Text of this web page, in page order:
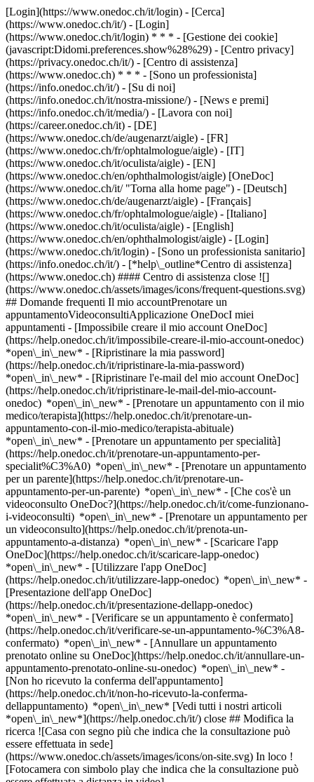
[Login](https://www.onedoc.ch/it/login) - [Cerca]
(https://www.onedoc.ch/it/) - [Login]
(https://www.onedoc.ch/it/login) * * * - [Gestione dei cookie]
(javascript:Didomi.preferences.show%28%29) - [Centro privacy]
(https://privacy.onedoc.ch/it/) - [Centro di assistenza]
(https://www.onedoc.ch) * * * - [Sono un professionista]
(https://info.onedoc.ch/it/) - [Su di noi]
(https://info.onedoc.ch/it/nostra-missione/) - [News e premi]
(https://info.onedoc.ch/it/media/) - [Lavora con noi]
(https://career.onedoc.ch/it) - [DE]
(https://www.onedoc.ch/de/augenarzt/aigle) - [FR]
(https://www.onedoc.ch/fr/ophtalmologue/aigle) - [IT]
(https://www.onedoc.ch/it/oculista/aigle) - [EN]
(https://www.onedoc.ch/en/ophthalmologist/aigle) [OneDoc]
(https://www.onedoc.ch/it/ "Torna alla home page") - [Deutsch]
(https://www.onedoc.ch/de/augenarzt/aigle) - [Français]
(https://www.onedoc.ch/fr/ophtalmologue/aigle) - [Italiano]
(https://www.onedoc.ch/it/oculista/aigle) - [English]
(https://www.onedoc.ch/en/ophthalmologist/aigle) - [Login]
(https://www.onedoc.ch/it/login) - [Sono un professionista sanitario]
(https://info.onedoc.ch/it/) - [*help\_outline*Centro di assistenza]
(https://www.onedoc.ch) #### Centro di assistenza close ![]
(https://www.onedoc.ch/assets/images/icons/frequent-questions.svg)
## Domande frequenti Il mio accountPrenotare un
appuntamentoVideoconsultiApplicazione OneDocI miei
appuntamenti - [Impossibile creare il mio account OneDoc]
(https://help.onedoc.ch/it/impossibile-creare-il-mio-account-onedoc)
*open\_in\_new* - [Ripristinare la mia password]
(https://help.onedoc.ch/it/ripristinare-la-mia-password)
*open\_in\_new* - [Ripristinare l'e-mail del mio account OneDoc]
(https://help.onedoc.ch/it/ripristinare-le-mail-del-mio-account-
onedoc) *open\_in\_new* - [Prenotare un appuntamento con il mio
medico/terapista](https://help.onedoc.ch/it/prenotare-un-
appuntamento-con-il-mio-medico/terapista-abituale)
*open\_in\_new* - [Prenotare un appuntamento per specialità]
(https://help.onedoc.ch/it/prenotare-un-appuntamento-per-
specialit%C3%A0) *open\_in\_new* - [Prenotare un appuntamento
per un parente](https://help.onedoc.ch/it/prenotare-un-
appuntamento-per-un-parente) *open\_in\_new* - [Che cos'è un
videoconsulto OneDoc?](https://help.onedoc.ch/it/come-funzionano-
i-videoconsulti) *open\_in\_new* - [Prenotare un appuntamento per
un videoconsulto](https://help.onedoc.ch/it/prenota-un-
appuntamento-a-distanza) *open\_in\_new* - [Scaricare l'app
OneDoc](https://help.onedoc.ch/it/scaricare-lapp-onedoc)
*open\_in\_new* - [Utilizzare l'app OneDoc]
(https://help.onedoc.ch/it/utilizzare-lapp-onedoc) *open\_in\_new* -
[Presentazione dell'app OneDoc]
(https://help.onedoc.ch/it/presentazione-dellapp-onedoc)
*open\_in\_new* - [Verificare se un appuntamento è confermato](https://help.onedoc.ch/it/verificare-se-un-appuntamento-%C3%A8-confermato) *open\_in\_new* - [Annullare un appuntamento prenotato online su OneDoc](https://help.onedoc.ch/it/annullare-un-appuntamento-prenotato-online-su-onedoc) *open\_in\_new* - [Non ho ricevuto la conferma dell'appuntamento](https://help.onedoc.ch/it/non-ho-ricevuto-la-conferma-dellappuntamento) *open\_in\_new* [Vedi tutti i nostri articoli *open\_in\_new*](https://help.onedoc.ch/it/) close ## Modifica la ricerca ![Casa con segno più che indica che la consultazione può essere effettuata in sede](https://www.onedoc.ch/assets/images/icons/on-site.svg) In loco ![Fotocamera con simbolo play che indica che la consultazione può essere effettuata a distanza in video](https://www.onedoc.ch/assets/images/icons/remote.svg) A distanza Cerca #### Specialità #### Professionisti #### Istituti edit Oculista a Aigle tune Filtra per Nuovo paziente*keyboard\_arrow\_down* - Accettato*check\_circle* Lingua parlata*keyboard\_arrow\_down* - Arabo*check\_circle* - Francese*check\_circle* - Greco*check\_circle* - Inglese*check\_circle* - Italiano*check\_circle* - Persiano*check\_circle* - Spagnolo*check\_circle* - Tedesco*check\_circle* Sesso*keyboard\_arrow\_down* - Donna*check\_circle* - Uomo*check\_circle* Disponibilità*keyboard\_arrow\_down* - Disponibile oggi*check\_circle* - Entro i prossimi 3 giorni*check\_circle* - Entro i prossimi 7 giorni*check\_circle* - Entro i prossimi 14 giorni*check\_circle* # __Oculista__ a __Aigle__: prenota il tuo appuntamento online oggi ## 5 risultati a Aigle [![Dr.ssa Laetitia Niegowski, oculista a Aigle](https://assets.onedoc.ch/images/users/246cbec58eaedc9939987e9b1ef33da94ab5a54adeb0c637e45eaf04b8cd18a1-small.png "Dr.ssa Laetitia Niegowski, oculista a Aigle")](https://www.onedoc.ch/it/oculista/aigle/pc23s/dr-laetitia-niegowski) ### [Dr.ssa Laetitia Niegowski](https://www.onedoc.ch/it/oculista/aigle/pc23s/dr-laetitia-niegowski) ![Badge che indica un profilo verificato](https://www.onedoc.ch/assets/images/icons/checkmark.svg) Oculista [Cabinet d'ophtalmologie - Aigle](https://www.onedoc.ch/it/centro-medico/aigle/ebezt/cabinet-d-ophtalmologie-aigle) Rue Margencel 21 1860 Aigle ![Icona paziente con segno più che indica che il professionista accetta nuovi pazienti](https://www.onedoc.ch/assets/images/icons/new-patients.svg)Accetta nuovi pazienti [Prenota un appuntamento](https://www.onedoc.ch/it/oculista/aigle/pc23s/dr-laetitia-niegowski) Competenze:[Cataratta](https://www.onedoc.ch/it/cataratta/aigle), [Esame della vista](https://www.onedoc.ch/it/esame-della-vista/aigle), [Glaucoma](https://www.onedoc.ch/it/glaucoma/aigle)Vedi di più *chevron\_left* lun 03 ago *chevron\_right* Vedi più appuntamenti *error\_outline* Si è verificato un errore durante il caricamento della disponibilità [Riprova](https://www.onedoc.ch) Competenze:[Cataratta](https://www.onedoc.ch/it/cataratta/aigle), [Esame della vista](https://www.onedoc.ch/it/esame-della-vista/aigle), [Glaucoma](https://www.onedoc.ch/it/glaucoma/aigle)Vedi di più [![Dr. Juvénal Nitunga, oculista a Aigle](https://assets.onedoc.ch/images/users/92880e2c9350198d2e65808ac9a017308ed364c619029dba98c3002677ca2588.jpg "Dr. Juvénal Nitunga, oculista a Aigle")](https://www.onedoc.ch/it/oculista/aigle/pcmmh/dr-juvenal-nitunga) ### [Dr. Juvénal Nitunga](https://www.onedoc.ch/it/oculista/aigle/pcmmh/dr-juvenal-nitunga) ![Badge che indica un profilo verificato](https://www.onedoc.ch/assets/images/icons/checkmark.svg) Oculista Espace santé Valerette Chemin de la Valerette 1 1860 Aigle ![Icona paziente con segno più che indica che il professionista accetta nuovi pazienti](https://www.onedoc.ch/assets/images/icons/new-patients.svg)Accetta nuovi pazienti [Prenota un appuntamento](https://www.onedoc.ch/it/oculista/aigle/pcmmh/dr-juvenal-nitunga) Competenze:[Esame della vista](https://www.onedoc.ch/it/esame-della-vista/aigle), [Oftalmologia pediatrica](https://www.onedoc.ch/it/oftalmologia-pediatrica/aigle), [Glaucoma](https://www.onedoc.ch/it/glaucoma/aigle), [Degenerazione maculare legata all'età (AMD/DMLE)](https://www.onedoc.ch/it/degenerazione-maculare-legata-all-eta-amd-dmle/aigle)Vedi di più *chevron\_left* lun 03 ago *chevron\_right* Vedi più appuntamenti *error\_outline* Si è verificato un errore durante il caricamento della disponibilità [Riprova](https://www.onedoc.ch) Competenze:[Esame della vista](https://www.onedoc.ch/it/esame-della-vista/aigle), [Oftalmologia pediatrica](https://www.onedoc.ch/it/oftalmologia-pediatrica/aigle), [Glaucoma](https://www.onedoc.ch/it/glaucoma/aigle), [Degenerazione maculare legata all'età (AMD/DMLE)](https://www.onedoc.ch/it/degenerazione-maculare-legata-all-eta-amd-dmle/aigle)Vedi di più [![Dr. Archibald Paillard, medico assistente in oftalmologia a Aigle](https://assets.onedoc.ch/images/users/fb69c29797066c3e66d7d547a096fb0120e9c661cf9e55e85a5423763f63f42e-small.jpg "Dr. Archibald Paillard, medico assistente in oftalmologia a Aigle")](https://www.onedoc.ch/it/oculista/aigle/pc23y/dr-archibald-paillard) ### [Dr. Archibald Paillard](https://www.onedoc.ch/it/oculista/aigle/pc23y/dr-archibald-paillard) ![Badge che indica un profilo verificato](https://www.onedoc.ch/assets/images/icons/checkmark.svg) Medico assistente in oftalmologia [Cabinet d'ophtalmologie - Aigle](https://www.onedoc.ch/it/centro-medico/aigle/ebezt/cabinet-d-ophtalmologie-aigle) Rue Margencel 21 1860 Aigle ![Icona paziente con segno più che indica che il professionista accetta nuovi pazienti](https://www.onedoc.ch/assets/images/icons/new-patients.svg)Accetta nuovi pazienti [Prenota un appuntamento](https://www.onedoc.ch/it/oculista/aigle/pc23y/dr-archibald-paillard) Competenze:[Cataratta](https://www.onedoc.ch/it/cataratta/aigle), [Glaucoma](https://www.onedoc.ch/it/glaucoma/aigle), [Esame della vista](https://www.onedoc.ch/it/esame-della-vista/aigle)Vedi di più *chevron\_left* lun 03 ago *chevron\_right* Vedi più appuntamenti *error\_outline* Si è verificato un errore durante il caricamento della disponibilità [Riprova](https://www.onedoc.ch) Competenze:[Cataratta](https://www.onedoc.ch/it/cataratta/aigle), [Glaucoma](https://www.onedoc.ch/it/glaucoma/aigle), [Esame della vista](https://www.onedoc.ch/it/esame-della-vista/aigle)Vedi di più [![Dr. Amr Aref, oculista a Aigle](https://assets.onedoc.ch/images/users/979ea0db02f06c418487e0900a336b23a971bac4f2a650a3fa90fd546b51ce23-small.jpg "Dr. Amr Aref, oculista a Aigle")](https://www.onedoc.ch/it/oculista/aigle/pc23n/dr-amr-aref) ### [Dr. Amr Aref](https://www.onedoc.ch/it/oculista/aigle/pc23n/dr-amr-aref) ![Badge che indica un profilo verificato](https://www.onedoc.ch/assets/images/icons/checkmark.svg) Oculista [Centre de l'Oeil - Chablais](https://www.onedoc.ch/it/centro-medico/aigle/ebezr/centre-de-l-oeil-chablais) Rue du Bourg 11 1860 Aigle ![Icona paziente con segno più che indica che il professionista accetta nuovi pazienti](https://www.onedoc.ch/assets/images/icons/new-patients.svg)Accetta nuovi pazienti [Prenota un appuntamento](https://www.onedoc.ch/it/oculista/aigle/pc23n/dr-amr-aref) Competenze:[Chirurgia della cataratta](https://www.onedoc.ch/it/chirurgia-della-cataratta/aigle), [Cataratta](https://www.onedoc.ch/it/cataratta/aigle), [Problemi di vista](https://www.onedoc.ch/it/problemi-di-vista/aigle)Vedi di più *chevron\_left* lun 03 ago *chevron\_right* Vedi più appuntamenti *error\_outline* Si è verificato un errore durante il caricamento della disponibilità [Riprova](https://www.onedoc.ch) Competenze:[Chirurgia della cataratta](https://www.onedoc.ch/it/chirurgia-della-cataratta/aigle), [Cataratta](https://www.onedoc.ch/it/cataratta/aigle), [Problemi di vista](https://www.onedoc.ch/it/problemi-di-vista/aigle)Vedi di più [![Dr. Archibald Paillard, medico assistente in oftalmologia a Aigle](https://assets.onedoc.ch/images/users/fb69c29797066c3e66d7d547a096fb0120e9c661cf9e55e85a5423763f63f42e-small.jpg "Dr. Archibald Paillard, medico assistente in oftalmologia a Aigle")](https://www.onedoc.ch/it/oculista/aigle/pc23x/dr-archibald-paillard) ### [Dr. Archibald Paillard](https://www.onedoc.ch/it/oculista/aigle/pc23x/dr-archibald-paillard) ![Badge che indica un profilo verificato](https://www.onedoc.ch/assets/images/icons/checkmark.svg) Medico assistente in oftalmologia [Centre de l'Oeil - Chablais](https://www.onedoc.ch/it/centro-medico/aigle/ebezr/centre-de-l-oeil-chablais) Rue du Bourg 11 1860 Aigle ![Icona paziente con segno più che indica che il professionista accetta nuovi pazienti](https://www.onedoc.ch/assets/images/icons/new-patients.svg)Accetta nuovi pazienti [Prenota un appuntamento](https://www.onedoc.ch/it/oculista/aigle/pc23x/dr-archibald-paillard) Competenze:[Cataratta](https://www.onedoc.ch/it/cataratta/aigle), [Glaucoma](https://www.onedoc.ch/it/glaucoma/aigle), [Esame della vista](https://www.onedoc.ch/it/esame-della-vista/aigle)Vedi di più Competenze:[Cataratta](https://www.onedoc.ch/it/cataratta/aigle), [Glaucoma](https://www.onedoc.ch/it/glaucoma/aigle), [Esame della vista](https://www.onedoc.ch/it/esame-della-vista/aigle)Vedi di più ## __Oculisti__: altri specialisti sono disponibili online nei pressi di __Aigle__ [![SwisOeil, centro medico a Monthey](https://assets.onedoc.ch/images/entities/f593cfa04019e700f45c73fae1e04c38000fe457adf01f15734c2bbe5678a382-small.jpg "SwisOeil, centro medico a Monthey")](https://www.onedoc.ch/it/centro-medico/monthey/ebc49/swisoeil) ### [SwisOeil](https://www.onedoc.ch/it/centro-medico/monthey/ebc49/swisoeil) ![Badge che indica un profilo verificato](https://www.onedoc.ch/assets/images/icons/checkmark.svg) Centro medico Rue du Coppet 12 1870 Monthey ![Icona paziente con segno più che indica che il professionista accetta nuovi pazienti](https://www.onedoc.ch/assets/images/icons/new-patients.svg)Accetta nuovi pazi